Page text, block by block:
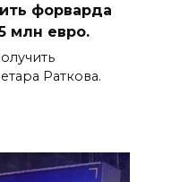
форварда
млн евро.
Раткова.